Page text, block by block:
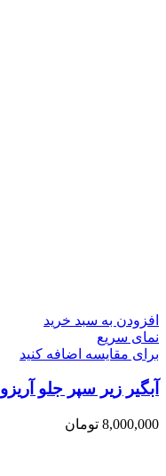
افزودن به سبد خرید
نمای سریع
برای مقایسه اضافه کنید
آبگیر زیر سپر جلو آریزو 8 _ ARRIZO 8
8,000,000 تومان